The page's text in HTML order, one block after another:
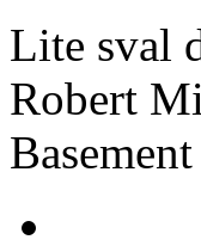
Lite sval
Robert